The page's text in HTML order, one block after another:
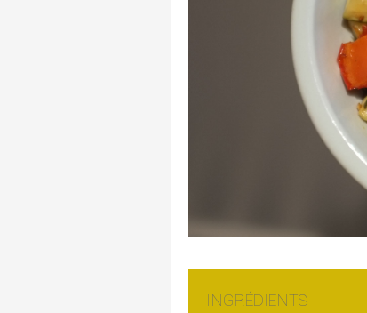
INGRÉDIENTS